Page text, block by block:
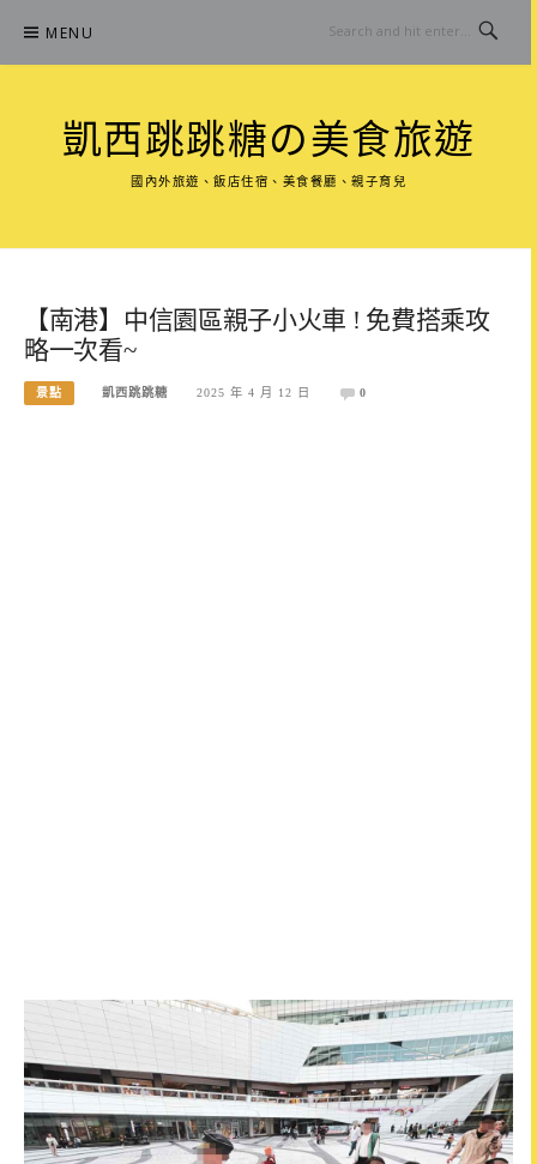
content
MENU
凱西跳跳糖の美食旅遊
國內外旅遊、飯店住宿、美食餐廳、親子育兒
【南港】中信園區親子小火車 ! 免費搭乘攻
略一次看~
景點 凱西跳跳糖 2025 年 4 月 12 日 0